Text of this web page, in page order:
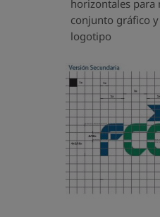
horizontales
conjunto gráfico
logotipo